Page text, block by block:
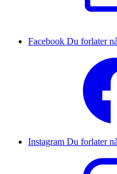
Facebook Du forlater
Instagram Du forlater